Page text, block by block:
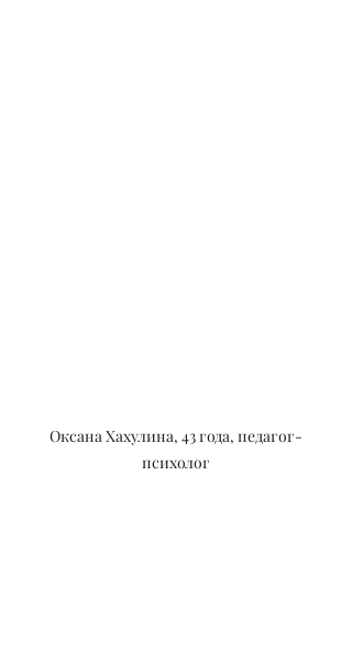
Оксана Хахулина, 43 года, педагог-
психолог